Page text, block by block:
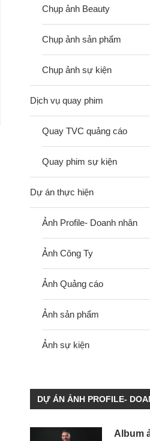
Chụp ảnh Beauty
Chụp ảnh sản phẩm
Chụp ảnh sự kiện
Dịch vụ quay phim
Quay TVC quảng cáo
Quay phim sự kiện
Dự án thực hiện
Ảnh Profile- Doanh nhân
Ảnh Công Ty
Ảnh Quảng cáo
Ảnh sản phẩm
Ảnh sự kiện
DỰ ÁN ẢNH PROFILE-
Album